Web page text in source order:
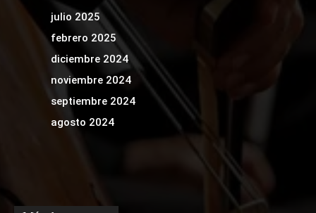
julio 2025
febrero 2025
diciembre 2024
noviembre 2024
septiembre 2024
agosto 2024